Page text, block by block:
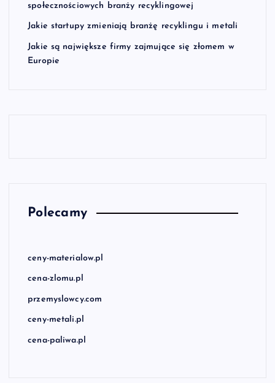
społecznościowych branży recyklingowej
Jakie startupy zmieniają branżę recyklingu i metali
Jakie są największe firmy zajmujące się złomem w
Europie
Polecamy
ceny-materialow.pl
cena-zlomu.pl
przemyslowcy.com
ceny-metali.pl
cena-paliwa.pl